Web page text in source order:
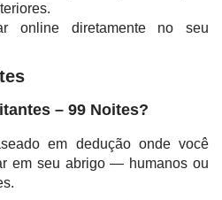
online diretamente no seu
– 99 Noites?
em dedução onde você
em seu abrigo — humanos ou